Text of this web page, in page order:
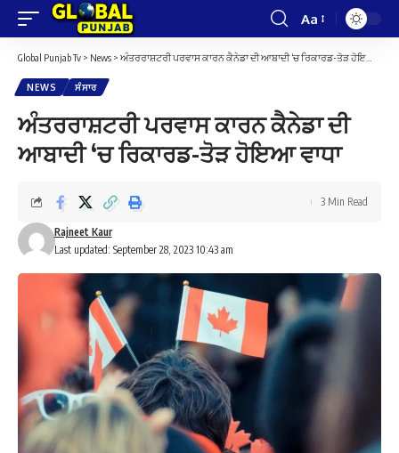
Font
Resizer
Aa
Global Punjab Tv > News > ਅੰਤਰਰਾਸ਼ਟਰੀ ਪਰਵਾਸ ਕਾਰਨ ਕੈਨੇਡਾ ਦੀ ਆਬਾਦੀ ‘ਚ ਰਿਕਾਰਡ-ਤੋੜ ਹੋਇਆ ਵਾਧਾ
NEWS ਸੰਸਾਰ
ਅੰਤਰਰਾਸ਼ਟਰੀ ਪਰਵਾਸ ਕਾਰਨ ਕੈਨੇਡਾ ਦੀ
ਆਬਾਦੀ ‘ਚ ਰਿਕਾਰਡ-ਤੋੜ ਹੋਇਆ ਵਾਧਾ
Last updated: September 28, 2023 10:43 am
Rajneet Kaur
3 Min Read